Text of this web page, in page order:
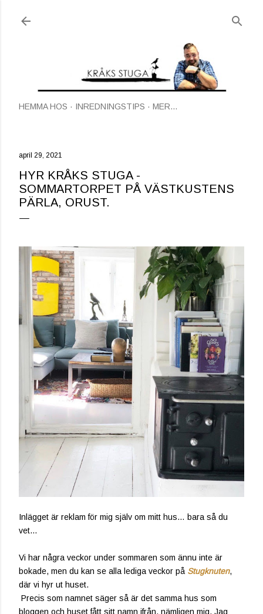
HEMMA HOS INREDNINGSTIPS MER…
april 29, 2021
HYR KRÅKS STUGA -
SOMMARTORPET PÅ VÄSTKUSTENS
PÄRLA, ORUST.
Inlägget är reklam för mig själv om mitt hus… bara så du
vet…
Vi har några veckor under sommaren som ännu inte är
bokade, men du kan se alla lediga veckor på Stugknuten,
där vi hyr ut huset.
Precis som namnet säger så är det samma hus som
bloggen och huset fått sitt namn ifrån, nämligen mig. Jag